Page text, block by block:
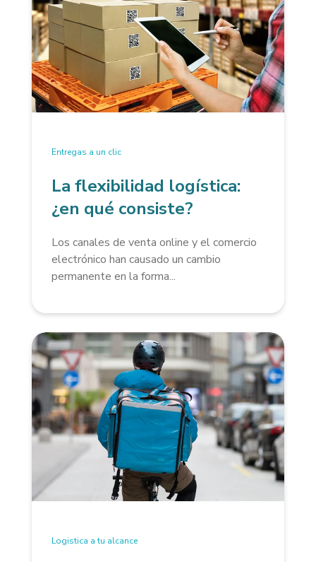
Entregas a un clic
La flexibilidad logística:
¿en qué consiste?
Los canales de venta online y el comercio
electrónico han causado un cambio
permanente en la forma...
Logistica a tu alcance